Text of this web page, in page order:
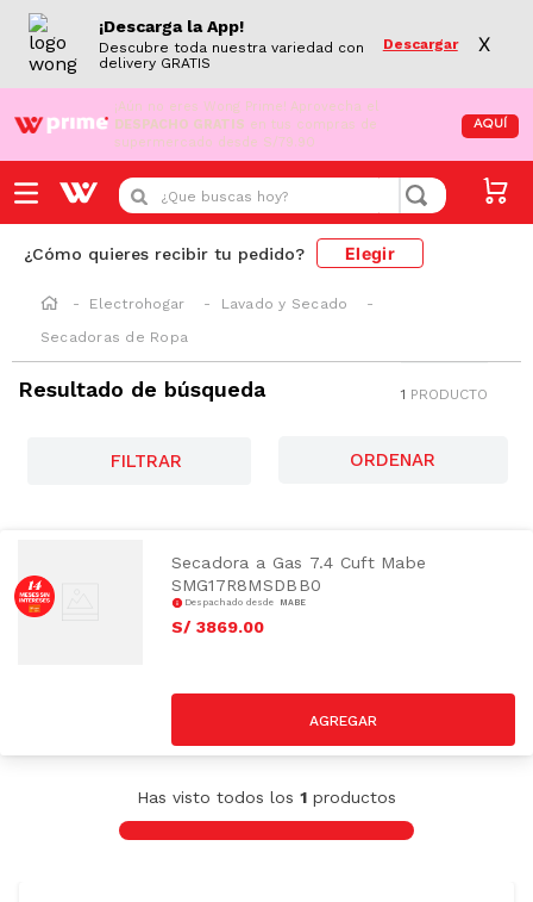
¡Descarga la App!
Descubre toda nuestra variedad con
delivery GRATIS
Descargar X
¡Aún no eres Wong Prime! Aprovecha el
DESPACHO GRATIS en tus compras de
supermercado desde S/79.90
AQUÍ
¿Que buscas hoy?
¿Cómo quieres recibir tu pedido? Elegir
Electrohogar
Lavado y Secado
Secadoras de Ropa
Resultado de búsqueda 1 PRODUCTO
FILTRAR
Secadora a Gas 7.4 Cuft Mabe
SMG17R8MSDBB0
Despachado desde MABE
S/ 3869.00
Has visto todos los 1 productos